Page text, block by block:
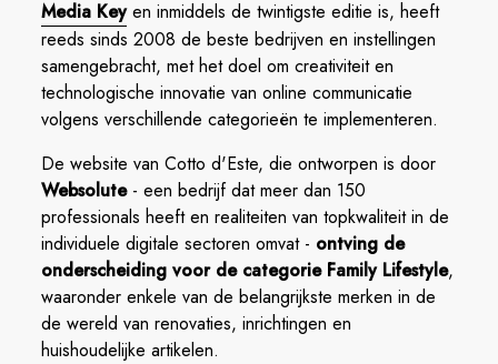
Media Keyen inmiddels de twintigste editie is, heeft
reeds sinds 2008 de beste bedrijven en instellingen
samengebracht, met het doel om creativiteit en
technologische innovatie van online communicatie
volgens verschillende categorieën te implementeren.
De website van Cotto d'Este, die ontworpen is door
Websolute- een bedrijf dat meer dan 150
professionals heeft en realiteiten van topkwaliteit in de
individuele digitale sectoren omvat - ontving de
onderscheiding voor de categorie Family Lifestyle,
waaronder enkele van de belangrijkste merken in de
de wereld van renovaties, inrichtingen en
huishoudelijke artikelen.